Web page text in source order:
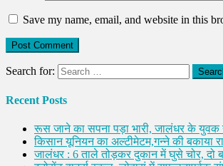
Save my name, email, and website in this
Search for:
Recent Posts
रूस जाने का सपना पड़ा भारी, जालंधर के युवक ने
किसान यूनियन का अल्टीमेटम,गन्ने की बकाया
जालंधर : 6 ताले तोड़कर दुकान में घुसे चोर,